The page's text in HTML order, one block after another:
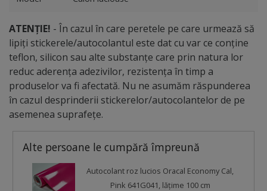
ATENȚIE! - În cazul în care peretele pe care urmează să
lipiți stickerele/autocolantul este dat cu var ce conține
teflon, silicon sau alte substanțe care prin natura lor
reduc aderența adezivilor, rezistența în timp a
produselor va fi afectată. Nu ne asumăm răspunderea
în cazul desprinderii stickerelor/autocolantelor de pe
asemenea suprafețe.
Alte persoane le cumpără împreună
Autocolant roz lucios Oracal Economy Cal,
Pink 641G041, lățime 100 cm